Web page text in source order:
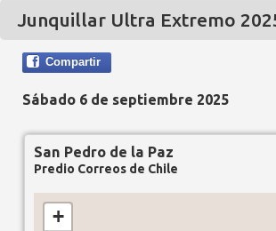
Junquillar Ultra Extremo
Compartir
Sábado 6 de septiembre 2025
San Pedro de la Paz
Predio Correos de Chile
+